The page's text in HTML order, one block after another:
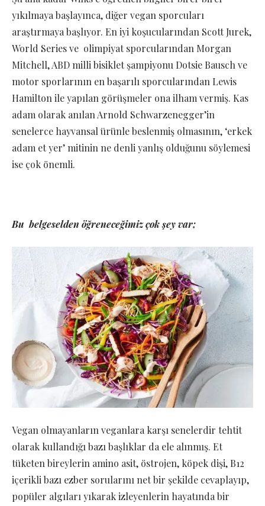
yıkılmaya başlayınca, diğer vegan sporcuları
araştırmaya başlıyor. En iyi koşucularından Scott Jurek,
World Series ve olimpiyat sporcularından Morgan
Mitchell, ABD milli bisiklet şampiyonu Dotsie Bausch ve
motor sporlarının en başarılı sporcularından Lewis
Hamilton ile yapılan görüşmeler ona ilham vermiş. Kas
adam olarak anılan Arnold Schwarzenegger’in
senelerce hayvansal ürünle beslenmiş olmasının, ‘erkek
adam et yer’ mitinin ne denli yanlış olduğunu söylemesi
ise çok önemli.
Bu belgeselden öğreneceğimiz çok şey var;
Vegan olmayanların veganlara karşı senelerdir tehtit
olarak kullandığı bazı başlıklar da ele alınmış. Et
tüketen bireylerin amino asit, östrojen, köpek dişi, B12
içerikli bazı ezber sorularını net bir şekilde cevaplayıp,
popüler algıları yıkarak izleyenlerin hayatında bir